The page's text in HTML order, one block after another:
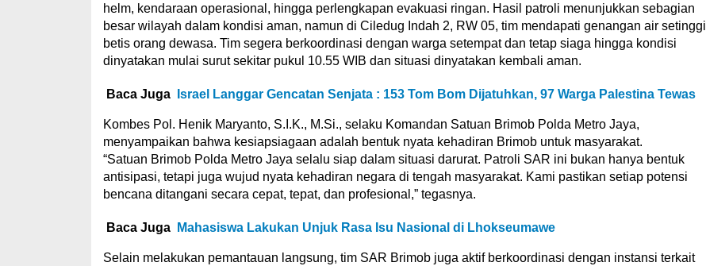
helm, kendaraan operasional, hingga perlengkapan evakuasi ringan. Hasil patroli menunjukkan sebagian
besar wilayah dalam kondisi aman, namun di Ciledug Indah 2, RW 05, tim mendapati genangan air setinggi
betis orang dewasa. Tim segera berkoordinasi dengan warga setempat dan tetap siaga hingga kondisi
dinyatakan mulai surut sekitar pukul 10.55 WIB dan situasi dinyatakan kembali aman.
Baca Juga Israel Langgar Gencatan Senjata : 153 Tom Bom Dijatuhkan, 97 Warga Palestina Tewas
Kombes Pol. Henik Maryanto, S.I.K., M.Si., selaku Komandan Satuan Brimob Polda Metro Jaya,
menyampaikan bahwa kesiapsiagaan adalah bentuk nyata kehadiran Brimob untuk masyarakat.
“Satuan Brimob Polda Metro Jaya selalu siap dalam situasi darurat. Patroli SAR ini bukan hanya bentuk
antisipasi, tetapi juga wujud nyata kehadiran negara di tengah masyarakat. Kami pastikan setiap potensi
bencana ditangani secara cepat, tepat, dan profesional,” tegasnya.
Baca Juga Mahasiswa Lakukan Unjuk Rasa Isu Nasional di Lhokseumawe
Selain melakukan pemantauan langsung, tim SAR Brimob juga aktif berkoordinasi dengan instansi terkait